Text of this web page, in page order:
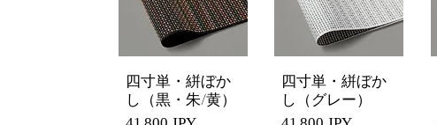
Aperçu rapide
四寸単・絣ぼか
し（黒・朱/黄）
Prix
Aperçu rapide
四寸単・絣ぼか
し（グレー）
Prix